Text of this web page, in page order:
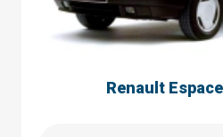
Renault